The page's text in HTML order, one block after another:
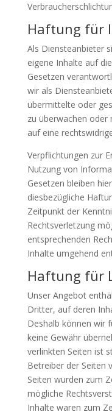
Haftung für
Als Diensteanbieter
eigene Inhalte auf
Gesetzen
wir als
übermittelte oder
zu überwachen oder
auf eine
Verpflichtungen zur
Nutzung von
Gesetzen bleiben
diesbezügliche
Zeitpunkt der
Rechtsverletzung
entsprechenden
Inhalte umgehend
Haftung für
Unser Angebot
Dritter, auf deren
Deshalb können wir
keine Gewähr
verlinkten Seiten ist
Betreiber der Seiten
Seiten wurden zum
mögliche
Inhalte waren zum